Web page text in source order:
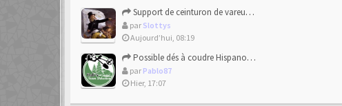
Support de ceinturon de vareuse Allemand
par Slottys
Aujourd’hui, 08:19
Possible dés à coudre Hispano-mauresque.
par Pablo87
Hier, 17:07